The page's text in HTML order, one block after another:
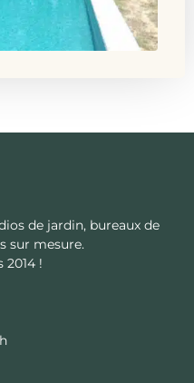
de jardin, bureaux de
sur mesure.
2014 !